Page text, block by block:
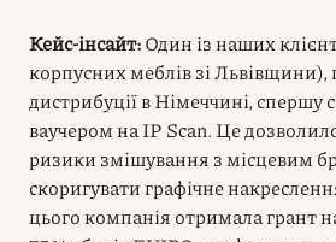
Кейс-інсайт:Один із наших
корпусних меблів зі Львівщини),
дистрибуції в Німеччині, спершу
ваучером на IP Scan. Це
ризики змішування з місцевим
скоригувати графічне
цього компанія отримала грант